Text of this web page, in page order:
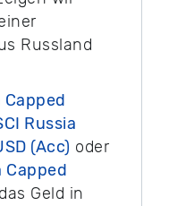
Russland
Capped
Russia
(Acc) oder
Capped
Geld in